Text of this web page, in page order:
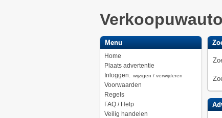
Verkoopuwauto
Menu
Home
Plaats advertentie
Inloggen: wijzigen / verwijderen
Voorwaarden
Regels
FAQ / Help
Veilig handelen